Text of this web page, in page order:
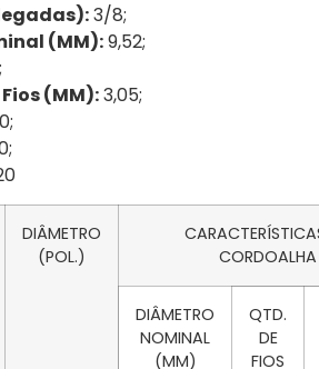
3/8;
(MM):9,52;
(MM):3,05;
DIÂMETRO
(POL.)
CORDOALHA
DIÂMETRO
NOMINAL
(MM)
QTD.
DE
FIOS